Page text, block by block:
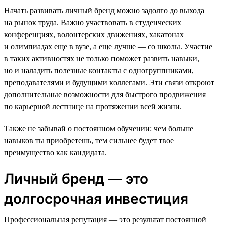
Начать развивать личный бренд можно задолго до выхода
на рынок труда. Важно участвовать в студенческих
конференциях, волонтерских движениях, хакатонах
и олимпиадах еще в вузе, а еще лучше — со школы. Участие
в таких активностях не только поможет развить навыки,
но и наладить полезные контакты с одногруппниками,
преподавателями и будущими коллегами. Эти связи откроют
дополнительные возможности для быстрого продвижения
по карьерной лестнице на протяжении всей жизни.
Также не забывай о постоянном обучении: чем больше
навыков ты приобретешь, тем сильнее будет твое
преимущество как кандидата.
Личный бренд — это
долгосрочная инвестиция
Профессиональная репутация — это результат постоянной